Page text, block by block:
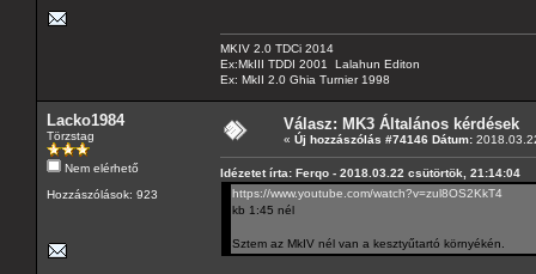
MKIV 2.0 TDCi 2014
Ex:MkIII TDDI 2001 Lalahun Editon
Ex: MkII 2.0 Ghia Turnier 1998
Lacko1984
Törzstag
Nem elérhető
Hozzászólások: 923
Válasz: MK3 Általános kérdések
« Új hozzászólás #74146 Dátum:
Idézetet írta: Ferqo - 2018.03.22 csütörtök, 21:14:04
https://www.youtube.com/watch?v=zul8OS2KkT4
kb 1:45 nél
Sztem az MkIV nél van a kesztyűtartó környékén.